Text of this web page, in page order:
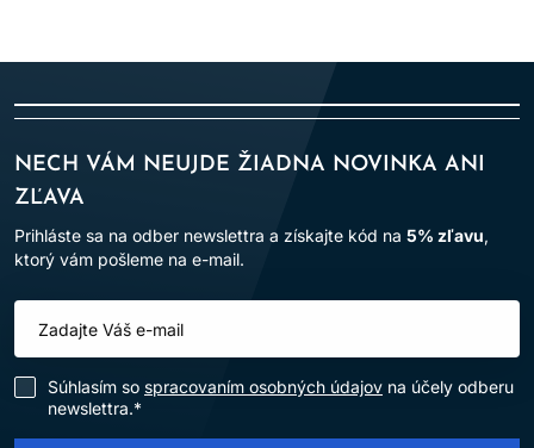
NECH VÁM NEUJDE ŽIADNA NOVINKA ANI
ZĽAVA
Prihláste sa na odber newslettra a získajte kód na 5% zľavu,
ktorý vám pošleme na e-mail.
Súhlasím so spracovaním osobných údajov na účely odberu
newslettra.*